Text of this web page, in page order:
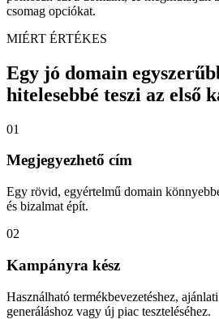
csomag opciókat.
MIÉRT ÉRTÉKES
Egy jó domain
hitelesebbé teszi az első
01
Megjegyezhető cím
Egy rövid, egyértelmű domain
és bizalmat épít.
02
Kampányra kész
Használható termékbevezetéshez,
generáláshoz vagy új piac teszteléséhez.